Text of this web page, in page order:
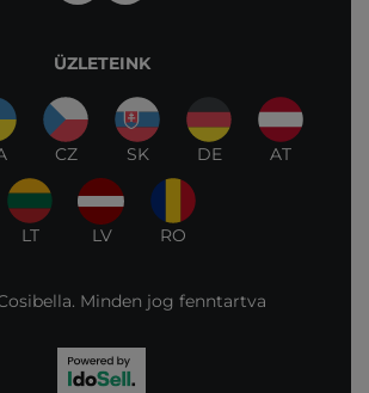
ÜZLETEINK
CZ SK DE AT
LT LV RO
Minden jog fenntartva